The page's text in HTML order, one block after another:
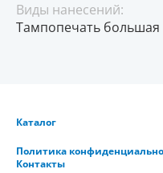
Виды нанесений:
Тампопечать большая
Каталог
Политика
Контакты